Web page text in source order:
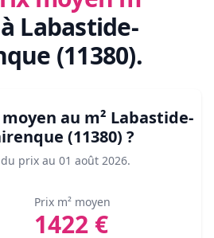
à Labastide-
(11380).
au m² Labastide-
(11380) ?
prix au 01 août 2026.
Prix m² moyen
1422 €